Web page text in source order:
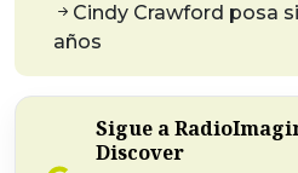
Cindy Crawford posa
años
Sigue a
Discover